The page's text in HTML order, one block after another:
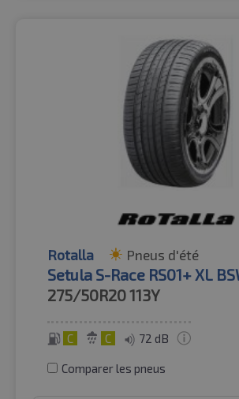
Rotalla Pneus d'été
Setula S-Race RS01+ XL
275/50R20113Y
C C 72 dB
Comparer les pneus